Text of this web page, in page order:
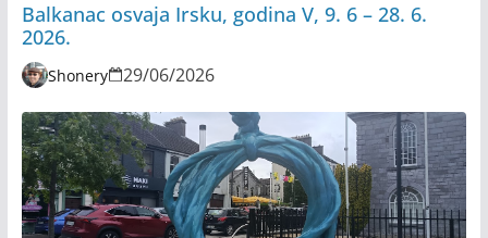
Balkanac osvaja Irsku, godina V, 9. 6 – 28. 6.
2026.
Shonery 29/06/2026